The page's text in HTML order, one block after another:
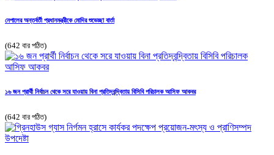
নেপালের অন্তর্বর্তী প্রধানমন্ত্রীকে মোদির শুভেচ্ছা বার্তা
(642 বার পঠিত)
১৬ জন প্রার্থী নির্বাচন থেকে সরে যাওয়ায় বিনা প্রতিদ্বন্দ্বিতায় বিসিবি পরিচালক আসিফ আকবর
(642 বার পঠিত)